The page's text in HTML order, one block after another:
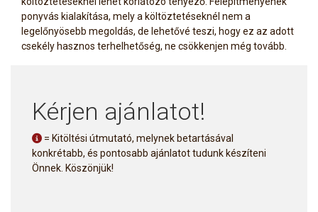
ponyvás kialakítása, mely a költöztetéseknél nem a
legelőnyösebb megoldás, de lehetővé teszi, hogy ez az adott
csekély hasznos terhelhetőség, ne csökkenjen még tovább.
Kérjen ajánlatot!
= Kitöltési útmutató, melynek betartásával
konkrétabb, és pontosabb ajánlatot tudunk készíteni
Önnek. Köszönjük!